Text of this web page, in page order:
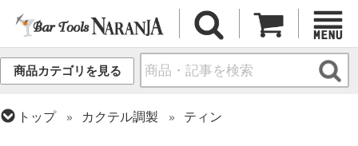
商品カテゴリを見る
トップ カクテル調製
ティン